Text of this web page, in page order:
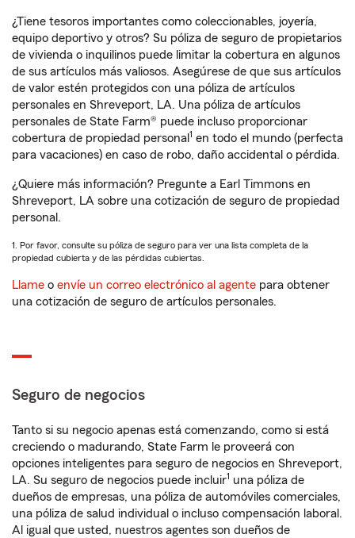
¿Tiene tesoros importantes como coleccionables, joyería,
equipo deportivo y otros? Su póliza de seguro de propietarios
de vivienda o inquilinos puede limitar la cobertura en algunos
de sus artículos más valiosos. Asegúrese de que sus artículos
de valor estén protegidos con una póliza de artículos
personales en Shreveport, LA. Una póliza de artículos
personales de State Farm® puede incluso proporcionar
cobertura de propiedad personal 1 en todo el mundo (perfecta
para vacaciones) en caso de robo, daño accidental o pérdida.
¿Quiere más información? Pregunte a Earl Timmons en
Shreveport, LA sobre una cotización de seguro de propiedad
personal.
1. Por favor, consulte su póliza de seguro para ver una lista completa de la
propiedad cubierta y de las pérdidas cubiertas.
Llame o envíe un correo electrónico al agente para obtener
una cotización de seguro de artículos personales.
Seguro de negocios
Tanto si su negocio apenas está comenzando, como si está
creciendo o madurando, State Farm le proveerá con
opciones inteligentes para seguro de negocios en Shreveport,
LA. Su seguro de negocios puede incluir1 una póliza de
dueños de empresas, una póliza de automóviles comerciales,
una póliza de salud individual o incluso compensación laboral.
Al igual que usted, nuestros agentes son dueños de